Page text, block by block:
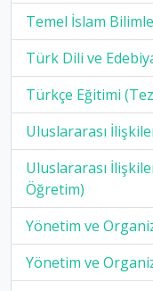
Temel İslam
Türk Dili ve
Türkçe Eğitimi
Uluslararası
Uluslararası
Öğretim)
Yönetim ve
Yönetim ve